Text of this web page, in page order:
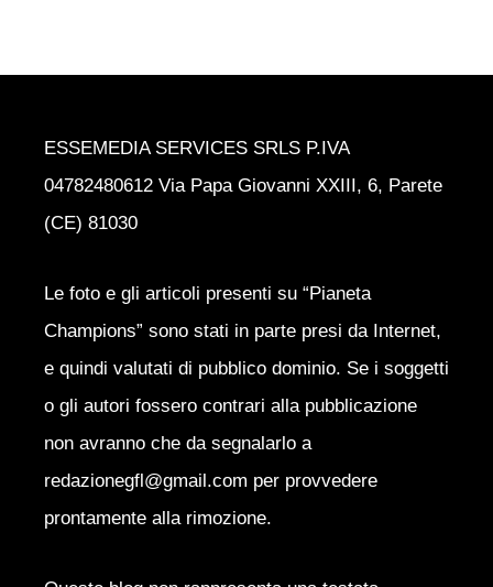
ESSEMEDIA SERVICES SRLS P.IVA
04782480612 Via Papa Giovanni XXIII, 6, Parete
(CE) 81030
Le foto e gli articoli presenti su “Pianeta
Champions” sono stati in parte presi da Internet,
e quindi valutati di pubblico dominio. Se i soggetti
o gli autori fossero contrari alla pubblicazione
non avranno che da segnalarlo a
redazionegfl@gmail.com per provvedere
prontamente alla rimozione.